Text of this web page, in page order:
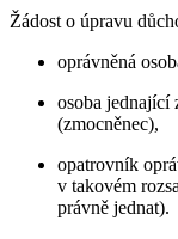
Žádost o úpravu
oprávněná
osoba jednající
(zmocněnec),
opatrovník
v takovém
právně jednat).